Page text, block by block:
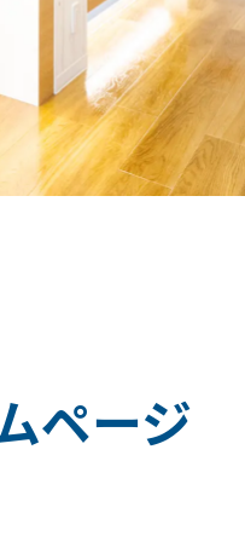
ページ